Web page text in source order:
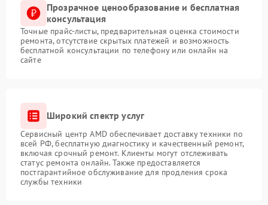
Прозрачное ценообразование и бесплатная
консультация
Точные прайс-листы, предварительная оценка стоимости
ремонта, отсутствие скрытых платежей и возможность
бесплатной консультации по телефону или онлайн на
сайте
Широкий спектр услуг
Сервисный центр AMD обеспечивает доставку техники по
всей РФ, бесплатную диагностику и качественный ремонт,
включая срочный ремонт. Клиенты могут отслеживать
статус ремонта онлайн. Также предоставляется
постгарантийное обслуживание для продления срока
службы техники